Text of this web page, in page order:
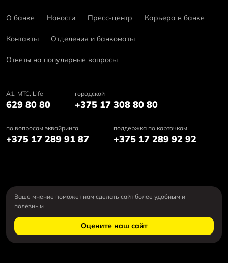
О банке Новости Пресс-центр Карьера в банке
Контакты Отделения и банкоматы
Ответы на популярные вопросы
А1, MTC, Life
629 80 80
городской
+375 17 308 80 80
по вопросам эквайринга
+375 17 289 91 87
поддержка по карточкам
+375 17 289 92 92
Ваше мнение поможет нам сделать сайт более удобным и
полезным
Оцените наш сайт